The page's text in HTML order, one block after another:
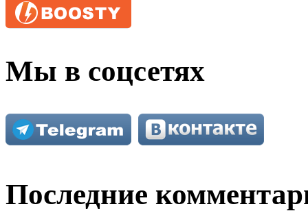
Мы в соцсетях
Последние